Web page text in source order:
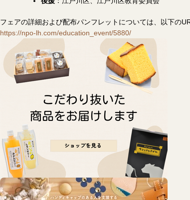
フェアの詳細および配布パンフレットについては、以下の
https://npo-lh.com/education_event/5880/